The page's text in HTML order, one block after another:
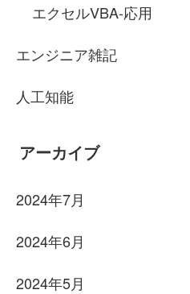
エクセルVBA-応用
エンジニア雑記
人工知能
アーカイブ
2024年7月
2024年6月
2024年5月